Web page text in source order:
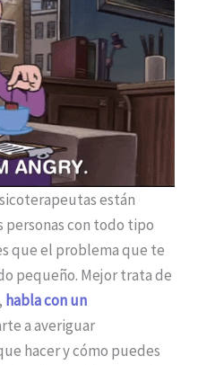
están
personas con todo tipo
que el problema que te
pequeño. Mejor trata de
habla con un
a averiguar
hacer y cómo puedes